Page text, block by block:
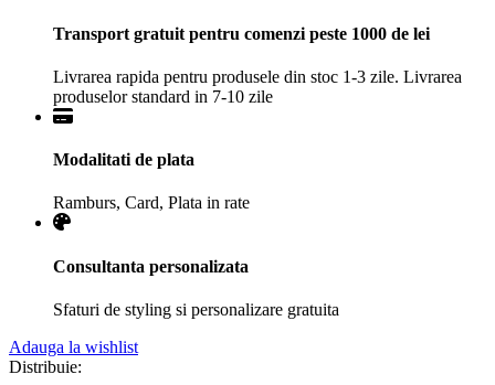
Transport gratuit pentru comenzi peste 1000 de lei
Livrarea rapida pentru produsele din stoc 1-3 zile. Livrarea
produselor standard in 7-10 zile
Modalitati de plata
Ramburs, Card, Plata in rate
Consultanta personalizata
Sfaturi de styling si personalizare gratuita
Adauga la wishlist
Distribuie: